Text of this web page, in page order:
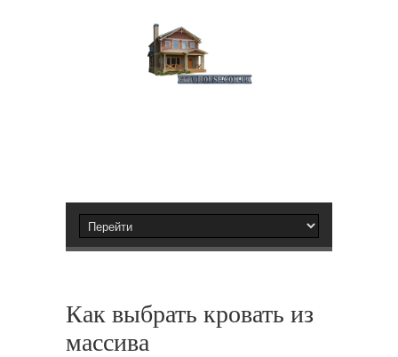
Как выбрать кровать из
массива